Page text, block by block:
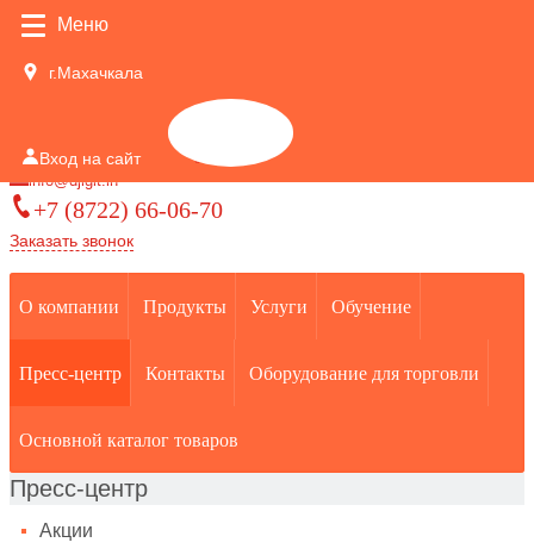
Меню
г.Махачкала
Вход на сайт 0
info@djigit.in
+7 (8722) 66-06-70
Заказать звонок
О компании Продукты Услуги Обучение
Пресс-центр Контакты Оборудование для торговли
Основной каталог товаров
Пресс-центр
Акции